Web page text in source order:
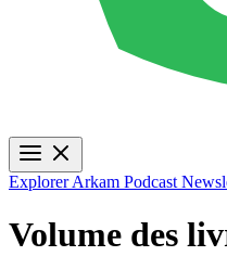
ExplorerArkam Podcast
Volume des